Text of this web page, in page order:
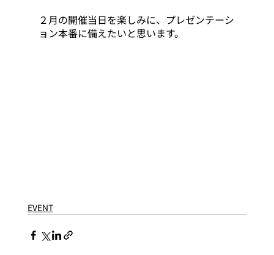
２月の開催当日を楽しみに、プレゼンテーシ
ョン本番に備えたいと思います。
EVENT